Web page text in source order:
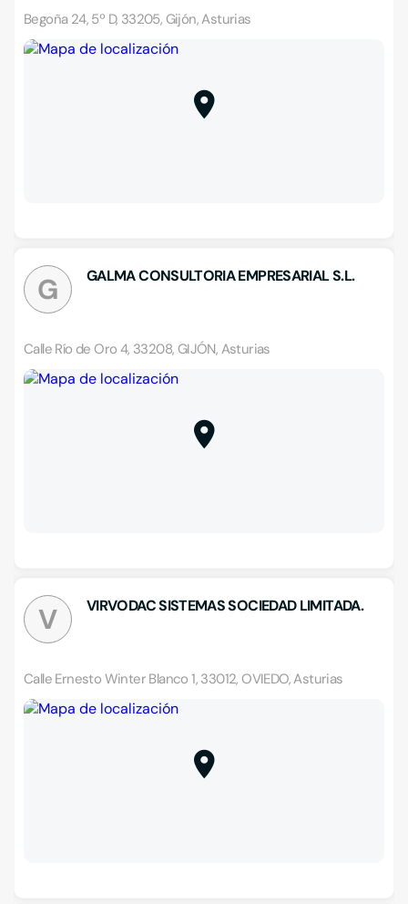
Begoña 24, 5º D, 33205, Gijón, Asturias
G GALMA CONSULTORIA EMPRESARIAL S.L.
Calle Río de Oro 4, 33208, GIJÓN, Asturias
V VIRVODAC SISTEMAS SOCIEDAD LIMITADA.
Calle Ernesto Winter Blanco 1, 33012, OVIEDO, Asturias